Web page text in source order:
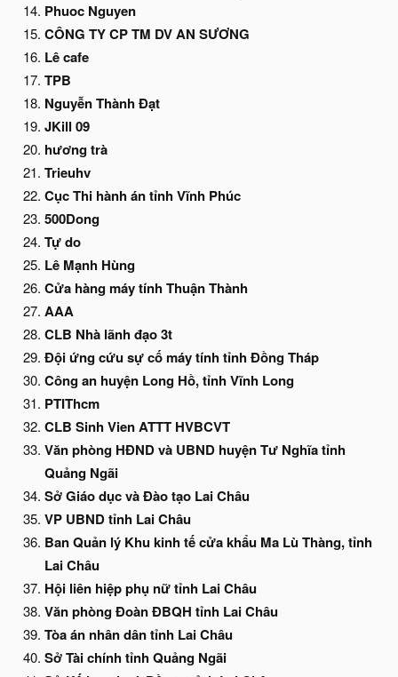
Phuoc Nguyen
CÔNG TY CP TM DV AN SƯƠNG
Lê cafe
TPB
Nguyễn Thành Đạt
JKill 09
hương trà
Trieuhv
Cục Thi hành án tỉnh Vĩnh Phúc
500Dong
Tự do
Lê Mạnh Hùng
Cửa hàng máy tính Thuận Thành
AAA
CLB Nhà lãnh đạo 3t
Đội ứng cứu sự cố máy tính tỉnh Đồng Tháp
Công an huyện Long Hồ, tỉnh Vĩnh Long
PTIThcm
CLB Sinh Vien ATTT HVBCVT
Văn phòng HĐND và UBND huyện Tư Nghĩa tỉnh
Quảng Ngãi
Sở Giáo dục và Đào tạo Lai Châu
VP UBND tỉnh Lai Châu
Ban Quản lý Khu kinh tế cửa khẩu Ma Lù Thàng, tỉnh
Lai Châu
Hội liên hiệp phụ nữ tỉnh Lai Châu
Văn phòng Đoàn ĐBQH tỉnh Lai Châu
Tòa án nhân dân tỉnh Lai Châu
Sở Tài chính tỉnh Quảng Ngãi